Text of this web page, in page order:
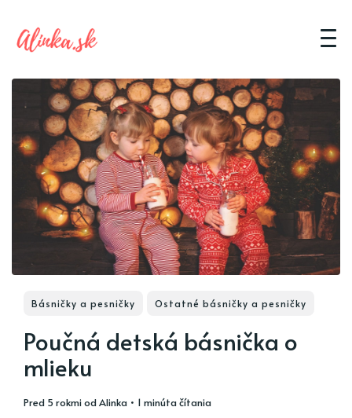
Básničky a pesničky Ostatné básničky a pesničky
Poučná detská básnička o
mlieku
pred 5 rokmiodAlinka • 1 minúta čítania